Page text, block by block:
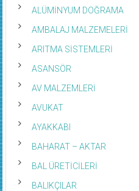
ALÜMİNYUM DOĞRAMA
AMBALAJ MALZEMELERİ
ARITMA SİSTEMLERİ
ASANSÖR
AV MALZEMLERİ
AVUKAT
AYAKKABI
BAHARAT – AKTAR
BAL ÜRETİCİLERİ
BALIKÇILAR